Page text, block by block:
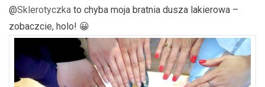
@Sklerotyczka to chyba moja bratnia dusza lakierowa –
zobaczcie, holo! 😀